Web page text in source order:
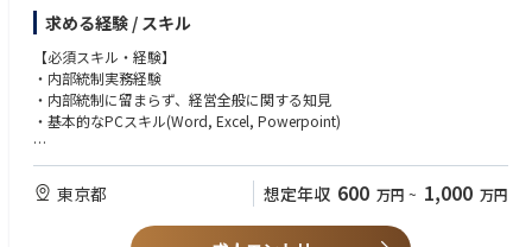
【業務具体例】
・内部統制計画の策定および評価体制の構築
・内部統制制度の整備・運用に関する検討、提案、助言、確認
・対象システムやIT運用に関する関係部門へのヒアリングを通じて、IT方
針、手順書、運用実態を確認し、主要なITリスクと対応する統制（IT全般
統制・業務処理統制）を整理・文書化
（整備状況）
・整備が確認された統制通りに運用されているかを確認（運用状況）
・統制通りに運用されていない不備に対しては、改善提案を指示及びその
求める経験 / スキル
【必須スキル・経験】
・内部統制実務経験
・内部統制に留まらず、経営全般に関する知見
・基本的なPCスキル(Word, Excel, Powerpoint)
【歓迎要件】
・メーカー（半導体、機械、電機等）での経験
・J-SOXに加えて、US-SOXの経験
・公認内部監査人（CIA）の資格
東京都 想定年収 600 万円 ~ 1,000 万円